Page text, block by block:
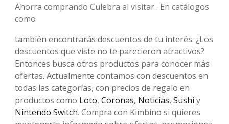
Ahorra comprando Culebra al visitar . En catálogos
como
también encontrarás descuentos de tu interés. ¿Los
descuentos que viste no te parecieron atractivos?
Entonces busca otros productos para conocer más
ofertas. Actualmente contamos con descuentos en
todas las categorías, con precios de regalo en
productos como Loto, Coronas, Noticias, Sushi y
Nintendo Switch. Compra con Kimbino si quieres